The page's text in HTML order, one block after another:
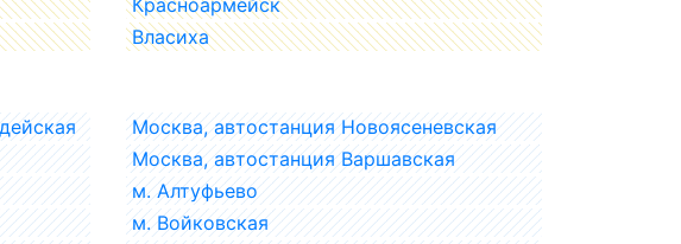
Власиха
Москва, автостанция Новоясеневская
Москва, автостанция Варшавская
м. Алтуфьево
м. Войковская